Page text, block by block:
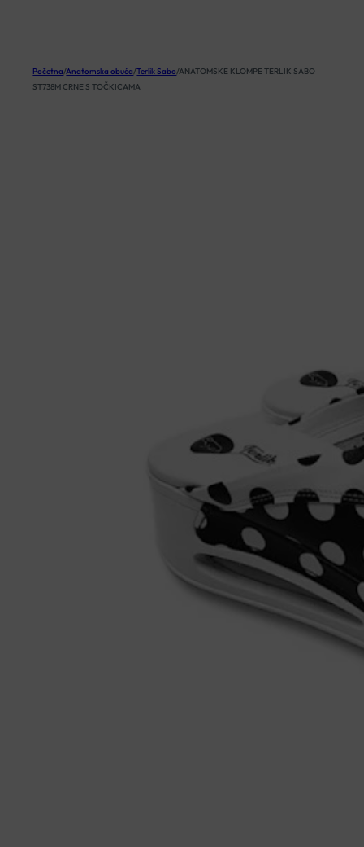
Početna/Anatomska obuća/Terlik Sabo/ANATOMSKE KLOMPE TERLIK SABO
ST738M CRNE S TOČKICAMA